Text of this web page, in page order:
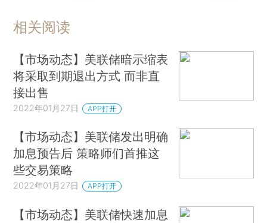
相关阅读
【市场动态】美联储暗示缩表
将采取到期退出方式 而非直
接出售
2022年01月27日 APP打开
【市场动态】美联储发出明确
加息预告后 策略师们首推这
些交易策略
2022年01月27日 APP打开
【市场动态】美联储快速加息